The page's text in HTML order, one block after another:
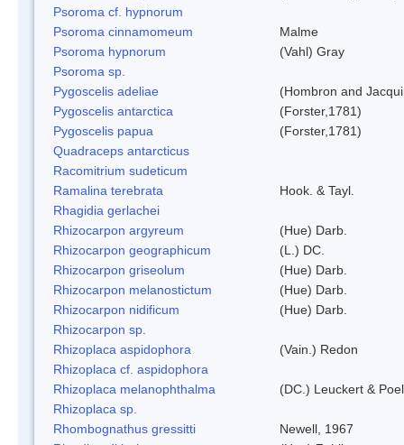
Psoroma cf. hypnorum
Psoroma cinnamomeum
Malme
Psoroma hypnorum
(Vahl) Gray
Psoroma sp.
Pygoscelis adeliae
(Hombron and
Pygoscelis antarctica
(Forster,1781)
Pygoscelis papua
(Forster,1781)
Quadraceps antarcticus
Racomitrium sudeticum
Ramalina terebrata
Hook. & Tayl.
Rhagidia gerlachei
Rhizocarpon argyreum
(Hue) Darb.
Rhizocarpon geographicum
(L.) DC.
Rhizocarpon griseolum
(Hue) Darb.
Rhizocarpon melanostictum
(Hue) Darb.
Rhizocarpon nidificum
(Hue) Darb.
Rhizocarpon sp.
Rhizoplaca aspidophora
(Vain.) Redon
Rhizoplaca cf. aspidophora
Rhizoplaca melanophthalma
(DC.) Leuckert &
Rhizoplaca sp.
Rhombognathus gressitti
Newell, 1967